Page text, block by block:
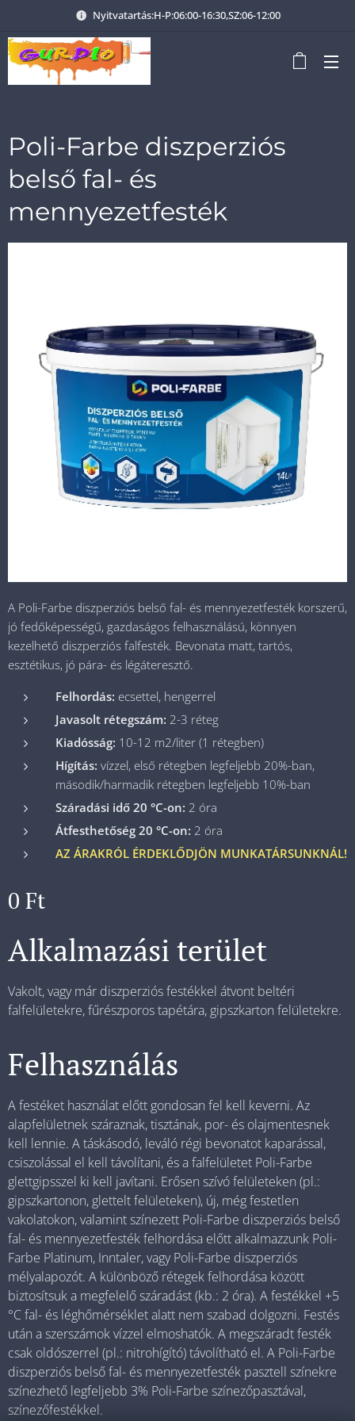
Nyitvatartás:H-P:06:00-16:30,SZ:06-12:00
Poli-Farbe diszperziós
belső fal- és
mennyezetfesték
A Poli-Farbe diszperziós belső fal- és mennyezetfesték korszerű,
jó fedőképességű, gazdaságos felhasználású, könnyen
kezelhető diszperziós falfesték. Bevonata matt, tartós,
esztétikus, jó pára- és légáteresztő.
Felhordás: ecsettel, hengerrel
Javasolt rétegszám: 2-3 réteg
Kiadósság: 10-12 m2/liter (1 rétegben)
Hígítás: vízzel, első rétegben legfeljebb 20%-ban,
második/harmadik rétegben legfeljebb 10%-ban
Száradási idő 20 °C-on: 2 óra
Átfesthetőség 20 °C-on: 2 óra
AZ ÁRAKRÓL ÉRDEKLŐDJÖN MUNKATÁRSUNKNÁL!
0 Ft
Alkalmazási terület
Vakolt, vagy már diszperziós festékkel átvont beltéri
falfelületekre, fűrészporos tapétára, gipszkarton felületekre.
Felhasználás
A festéket használat előtt gondosan fel kell keverni. Az
alapfelületnek száraznak, tisztának, por- és olajmentesnek
kell lennie. A táskásodó, leváló régi bevonatot kaparással,
csiszolással el kell távolítani, és a falfelületet Poli-Farbe
glettgipsszel ki kell javítani. Erősen szívó felületeken (pl.:
gipszkartonon, glettelt felületeken), új, még festetlen
vakolatokon, valamint színezett Poli-Farbe diszperziós belső
fal- és mennyezetfesték felhordása előtt alkalmazzunk Poli-
Farbe Platinum, Inntaler, vagy Poli-Farbe diszperziós
mélyalapozót. A különböző rétegek felhordása között
biztosítsuk a megfelelő száradást (kb.: 2 óra). A festékkel +5
°C fal- és léghőmérséklet alatt nem szabad dolgozni. Festés
után a szerszámok vízzel elmoshatók. A megszáradt festék
csak oldószerrel (pl.: nitrohígító) távolítható el. A Poli-Farbe
diszperziós belső fal- és mennyezetfesték pasztell színekre
színezhető legfeljebb 3% Poli-Farbe színezőpasztával,
színezőfestékkel.